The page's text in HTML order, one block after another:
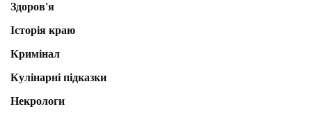
Здоров'я
Історія краю
Кримінал
Кулінарні підказки
Некрологи